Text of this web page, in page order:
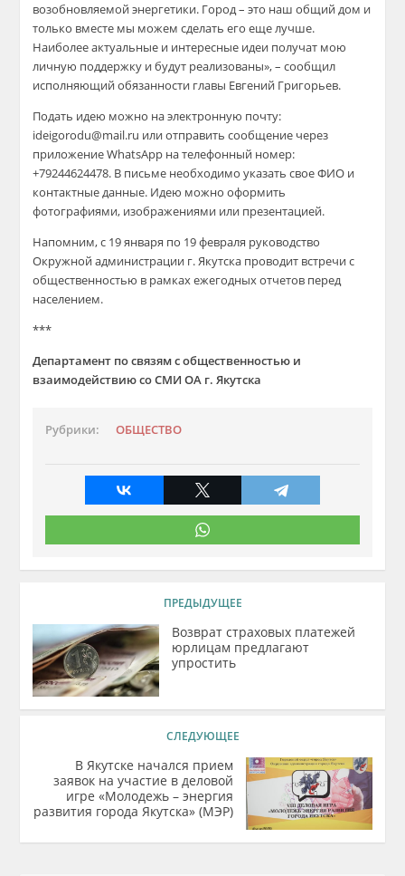
возобновляемой энергетики. Город – это наш общий дом и
только вместе мы можем сделать его еще лучше.
Наиболее актуальные и интересные идеи получат мою
личную поддержку и будут реализованы», – сообщил
исполняющий обязанности главы Евгений Григорьев.
Подать идею можно на электронную почту:
ideigorodu@mail.ru или отправить сообщение через
приложение WhatsApp на телефонный номер:
+79244624478. В письме необходимо указать свое ФИО и
контактные данные. Идею можно оформить
фотографиями, изображениями или презентацией.
Напомним, с 19 января по 19 февраля руководство
Окружной администрации г. Якутска проводит встречи с
общественностью в рамках ежегодных отчетов перед
населением.
***
Департамент по связям с общественностью и
взаимодействию со СМИ ОА г. Якутска
Рубрики: ОБЩЕСТВО
ПРЕДЫДУЩЕЕ
Возврат страховых платежей
юрлицам предлагают
упростить
СЛЕДУЮЩЕЕ
В Якутске начался прием
заявок на участие в деловой
игре «Молодежь – энергия
развития города Якутска» (МЭР)